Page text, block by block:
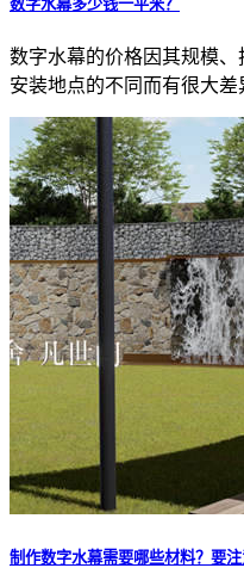
数字水幕多少钱一平米？
数字水幕的价格因其规模
安装地点的不同而有很大差
制作数字水幕需要哪些材料？要注